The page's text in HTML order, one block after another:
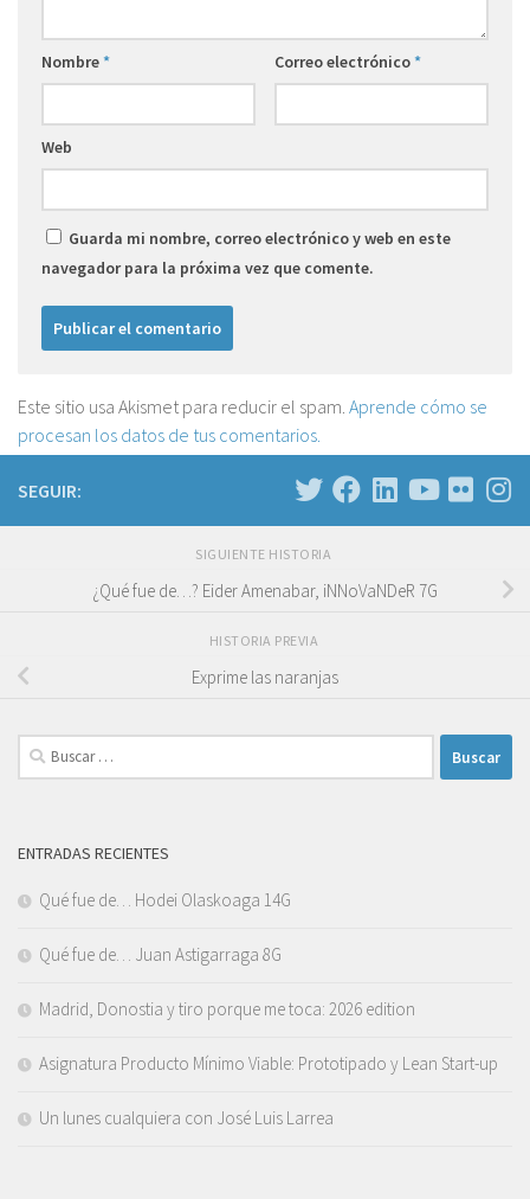
Nombre* Correo electrónico*
Web
Guarda mi nombre, correo electrónico y web en este
navegador para la próxima vez que comente.
Este sitio usa Akismet para reducir el spam. Aprende cómo se
procesan los datos de tus comentarios.
SEGUIR:
SIGUIENTE HISTORIA
¿Qué fue de…? Eider Amenabar, iNNoVaNDeR 7G
HISTORIA PREVIA
Exprime las naranjas
Buscar:
ENTRADAS RECIENTES
Qué fue de… Hodei Olaskoaga 14G
Qué fue de… Juan Astigarraga 8G
Madrid, Donostia y tiro porque me toca: 2026 edition
Asignatura Producto Mínimo Viable: Prototipado y Lean Start-up
Un lunes cualquiera con José Luis Larrea